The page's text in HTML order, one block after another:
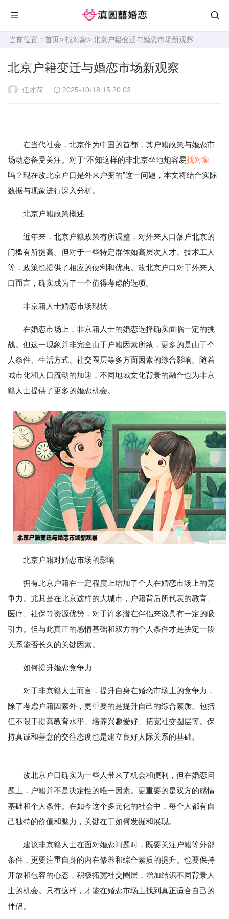
当前位置： 首页> 找对象> 北京户籍变迁与婚恋市场新观察
北京户籍变迁与婚恋市场新观察
任才荷 2025-10-18 15:20:03
在当代社会，北京作为中国的首都，其户籍政策与婚恋市
场动态备受关注。对于“不知这样的非北京坐地炮容易找对象
吗？现在改北京户口是外来户变的”这一问题，本文将结合实际
数据与现象进行深入分析。
北京户籍政策概述
近年来，北京户籍政策有所调整，对外来人口落户北京的
门槛有所提高。但对于一些特定群体如高层次人才、技术工人
等，政策也提供了相应的便利和优惠。改北京户口对于外来人
口而言，确实成为了一个值得考虑的选项。
非京籍人士婚恋市场现状
在婚恋市场上，非京籍人士的婚恋选择确实面临一定的挑
战。但这一现象并非完全由于户籍因素所致，更多的是由于个
人条件、生活方式、社交圈层等多方面因素的综合影响。随着
城市化和人口流动的加速，不同地域文化背景的融合也为非京
籍人士提供了更多的婚恋机会。
北京户籍对婚恋市场的影响
拥有北京户籍在一定程度上增加了个人在婚恋市场上的竞
争力。尤其是在北京这样的大城市，户籍背后所代表的教育、
医疗、社保等资源优势，对于许多潜在伴侣来说具有一定的吸
引力。但与此真正的感情基础和双方的个人条件才是决定一段
关系能否长久的关键因素。
如何提升婚恋竞争力
对于非京籍人士而言，提升自身在婚恋市场上的竞争力，
除了考虑户籍因素外，更重要的是提升自己的综合素质。包括
但不限于提高教育水平、培养兴趣爱好、拓宽社交圈层等。保
持真诚和善意的交往态度也是建立良好人际关系的基础。
改北京户口确实为一些人带来了机会和便利，但在婚恋问
题上，户籍并不是决定性的唯一因素。更重要的是双方的感情
基础和个人条件。在如今这个多元化的社会中，每个人都有自
己独特的价值和魅力，关键在于如何发掘和展现。
建议非京籍人士在面对婚恋问题时，既要关注户籍等外部
条件，更要注重自身的内在修养和综合素质的提升。也要保持
开放和包容的心态，积极拓宽社交圈层，增加结识不同背景人
士的机会。只有这样，才能在婚恋市场上找到真正适合自己的
伴侣。